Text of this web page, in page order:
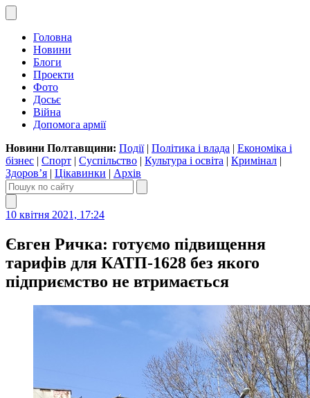
Головна
Новини
Блоги
Проекти
Фото
Досьє
Війна
Допомога армії
Новини Полтавщини: Події| Політика і влада | Економіка і
бізнес | Спорт | Суспільство | Культура і освіта | Кримінал |
Здоров’я | Цікавинки | Архів
10 квітня 2021, 17:24
Євген Ричка: готуємо підвищення
тарифів для КАТП-1628 без якого
підприємство не втримається